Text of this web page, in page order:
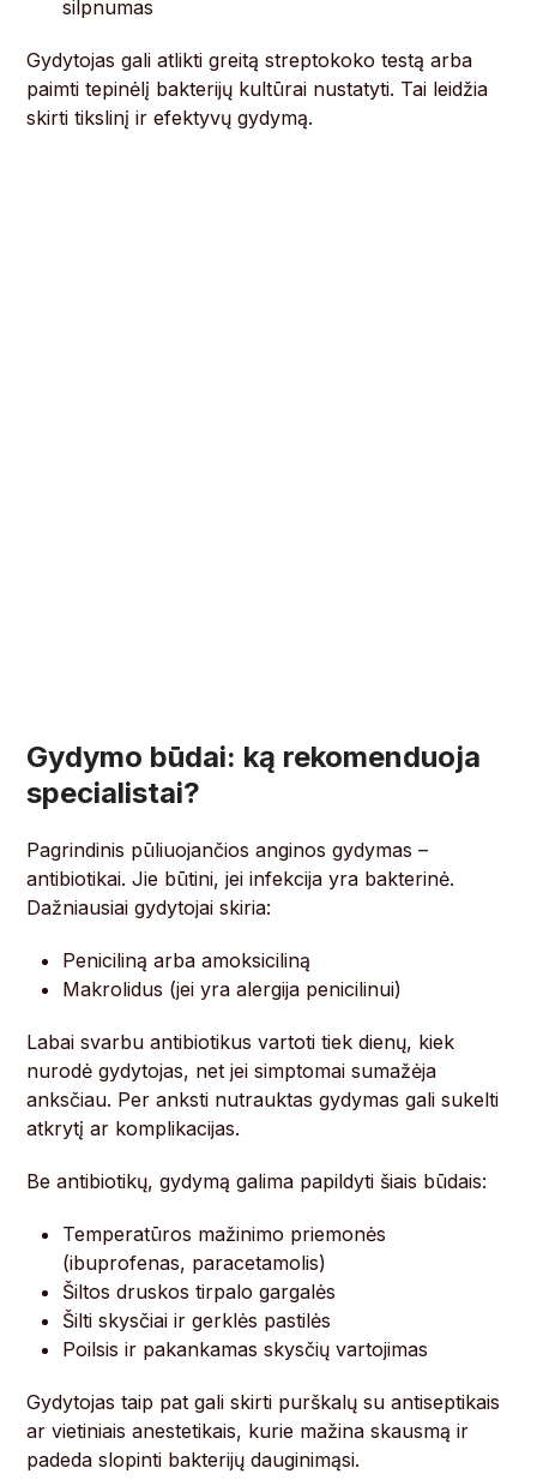
silpnumas
Gydytojas gali atlikti greitą streptokoko testą arba
paimti tepinėlį bakterijų kultūrai nustatyti. Tai leidžia
skirti tikslinį ir efektyvų gydymą.
Gydymo būdai: ką rekomenduoja
specialistai?
Pagrindinis pūliuojančios anginos gydymas –
antibiotikai. Jie būtini, jei infekcija yra bakterinė.
Dažniausiai gydytojai skiria:
Peniciliną arba amoksiciliną
Makrolidus (jei yra alergija penicilinui)
Labai svarbu antibiotikus vartoti tiek dienų, kiek
nurodė gydytojas, net jei simptomai sumažėja
anksčiau. Per anksti nutrauktas gydymas gali sukelti
atkrytį ar komplikacijas.
Be antibiotikų, gydymą galima papildyti šiais būdais:
Temperatūros mažinimo priemonės
(ibuprofenas, paracetamolis)
Šiltos druskos tirpalo gargalės
Šilti skysčiai ir gerklės pastilės
Poilsis ir pakankamas skysčių vartojimas
Gydytojas taip pat gali skirti purškalų su antiseptikais
ar vietiniais anestetikais, kurie mažina skausmą ir
padeda slopinti bakterijų dauginimąsi.